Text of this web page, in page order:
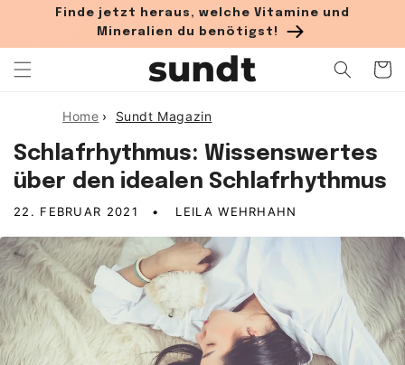
Direkt zum Inhalt
Finde jetzt heraus, welche Vitamine und
Mineralien du benötigst!
Home › Sundt Magazin
Schlafrhythmus: Wissenswertes
über den idealen Schlafrhythmus
22. FEBRUAR 2021 LEILA WEHRHAHN